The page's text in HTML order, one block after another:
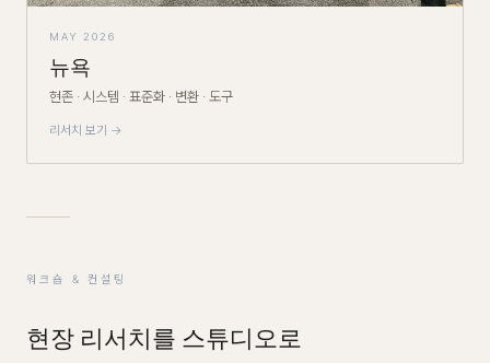
MAY 2026
뉴욕
현존 · 시스템 · 표준화 · 변환 · 도구
리서치 보기 →
워크숍 & 컨설팅
현장 리서치를 스튜디오로